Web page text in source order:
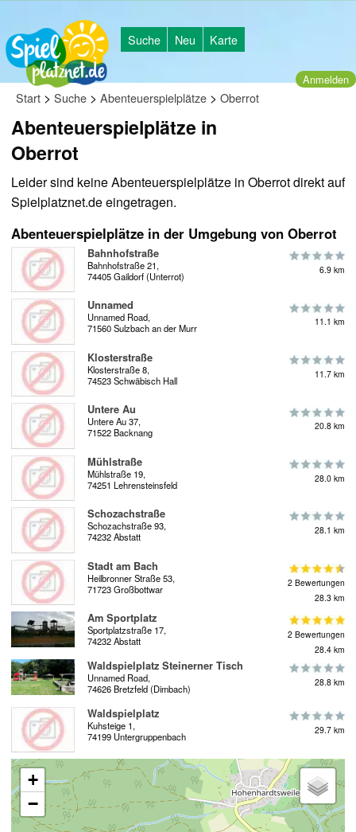
Suche Neu Karte
Anmelden
Start > Suche > Abenteuerspielplätze > Oberrot
Abenteuerspielplätze in
Oberrot
Leider sind keine Abenteuerspielplätze in Oberrot direkt auf
Spielplatznet.de eingetragen.
Abenteuerspielplätze in der Umgebung von Oberrot
Bahnhofstraße
Bahnhofstraße 21,
74405 Gaildorf (Unterrot)
6.9 km
Unnamed
Unnamed Road,
71560 Sulzbach an der Murr
11.1 km
Klosterstraße
Klosterstraße 8,
74523 Schwäbisch Hall
11.7 km
Untere Au
Untere Au 37,
71522 Backnang
20.8 km
Mühlstraße
Mühlstraße 19,
74251 Lehrensteinsfeld
28.0 km
Schozachstraße
Schozachstraße 93,
74232 Abstatt
28.1 km
Stadt am Bach
Heilbronner Straße 53,
71723 Großbottwar
2 Bewertungen
28.3 km
Am Sportplatz
Sportplatzstraße 17,
74232 Abstatt
2 Bewertungen
28.4 km
Waldspielplatz Steinerner Tisch
Unnamed Road,
74626 Bretzfeld (Dimbach)
28.8 km
Waldspielplatz
Kuhsteige 1,
74199 Untergruppenbach
29.7 km
+
−